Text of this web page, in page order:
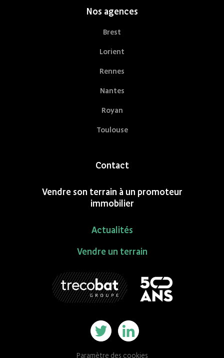
Nos agences
Brest
Lorient
Rennes
Nantes
Royan
Toulouse
Contact
Vendre son terrain à un promoteur
immobilier
Actualités
Vendre un terrain
Paramètre des cookies